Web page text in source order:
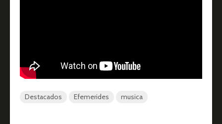
Destacados Efemerides musica